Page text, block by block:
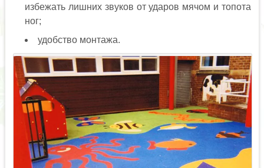
избежать лишних звуков от ударов мячом и топота
ног;
удобство монтажа.